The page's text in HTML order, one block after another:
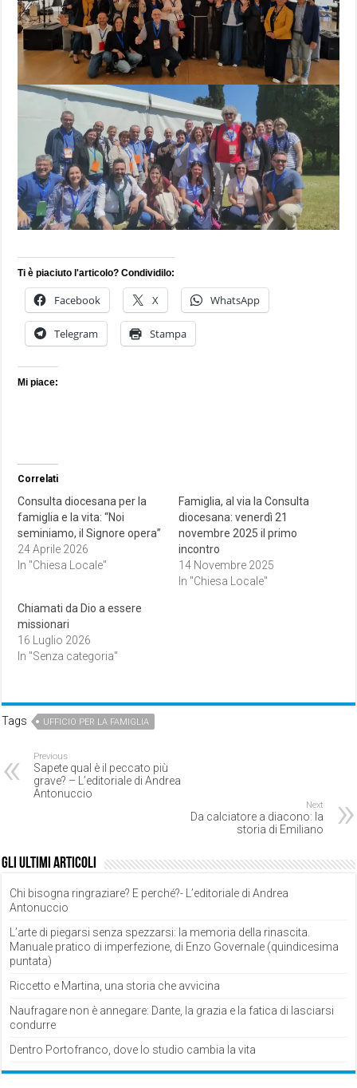
Ti è piaciuto l'articolo? Condividilo:
Facebook X WhatsApp
Telegram Stampa
Mi piace:
Correlati
Consulta diocesana per la
famiglia e la vita: “Noi
seminiamo, il Signore opera”
24 Aprile 2026
In "Chiesa Locale"
Famiglia, al via la Consulta
diocesana: venerdì 21
novembre 2025 il primo
incontro
14 Novembre 2025
In "Chiesa Locale"
Chiamati da Dio a essere
missionari
16 Luglio 2026
In "Senza categoria"
Tags UFFICIO PER LA FAMIGLIA
Previous
Sapete qual è il peccato più
grave? – L’editoriale di Andrea
Antonuccio
Next
Da calciatore a diacono: la
storia di Emiliano
Gli ultimi articoli
Chi bisogna ringraziare? E perché?- L’editoriale di Andrea
Antonuccio
L’arte di piegarsi senza spezzarsi: la memoria della rinascita.
Manuale pratico di imperfezione, di Enzo Governale (quindicesima
puntata)
Riccetto e Martina, una storia che avvicina
Naufragare non è annegare: Dante, la grazia e la fatica di lasciarsi
condurre
Dentro Portofranco, dove lo studio cambia la vita